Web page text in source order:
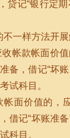
记“银行定
一样方法开展
帐款帐面价
备，借记“坏
试科目。
面价值的，
记“坏账准
科目。